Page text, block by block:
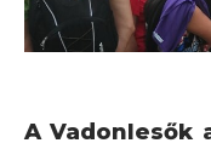
A Vadonlesők